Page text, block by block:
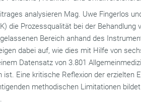
analysieren Mag. Uwe Fingerlos
die Prozessqualität bei der Behandlung
Bereich anhand des
dabei auf, wie dies mit Hilfe von
Datensatz von 3.801
ist. Eine kritische Reflexion der erzielten
methodischen Limitationen